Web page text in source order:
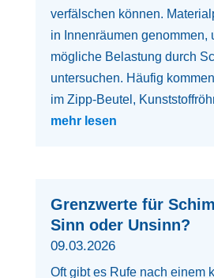
verfälschen können.
in Innenräumen genommen,
mögliche Belastung durch
untersuchen. Häufig
im Zipp-Beutel,
mehr lesen
Grenzwerte für
Sinn oder Unsinn?
09.03.2026
Oft gibt es Rufe nach einem